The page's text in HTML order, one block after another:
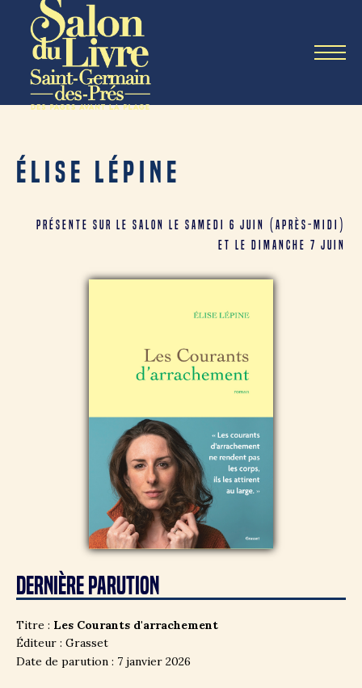
Élise LÉPINE
PrésentE sur le salon le SAMEDI 6 JUIN (après-midi)
et le dimanche 7 JUIN
DERNIÈRE PARUTION
Titre : Les Courants d'arrachement
Éditeur : Grasset
Date de parution : 7 janvier 2026